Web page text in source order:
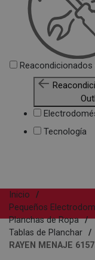
Reacondicionados
Tecnología
Inicio
Pequeños
Planchas de Ropa
Tablas de Planchar
RAYEN MENAJE